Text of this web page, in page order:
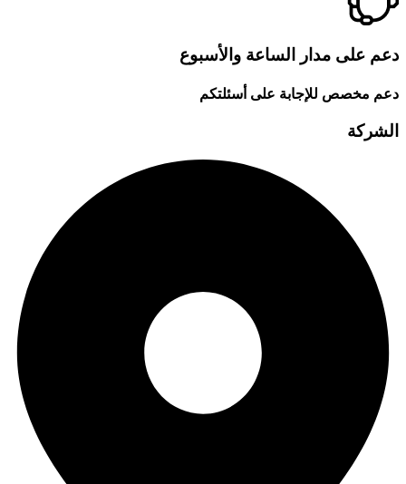
دعم على مدار الساعة والأسبوع
دعم مخصص للإجابة على أسئلتكم
الشركة